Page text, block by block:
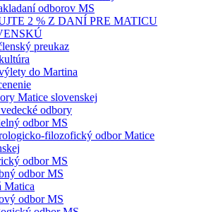
odborov MS
2 % Z DANÍ PRE MATICU
preukaz
do Martina
Matice slovenskej
odbory
odbor MS
filozofický odbor Matice
odbor MS
odbor MS
Matica
odbor MS